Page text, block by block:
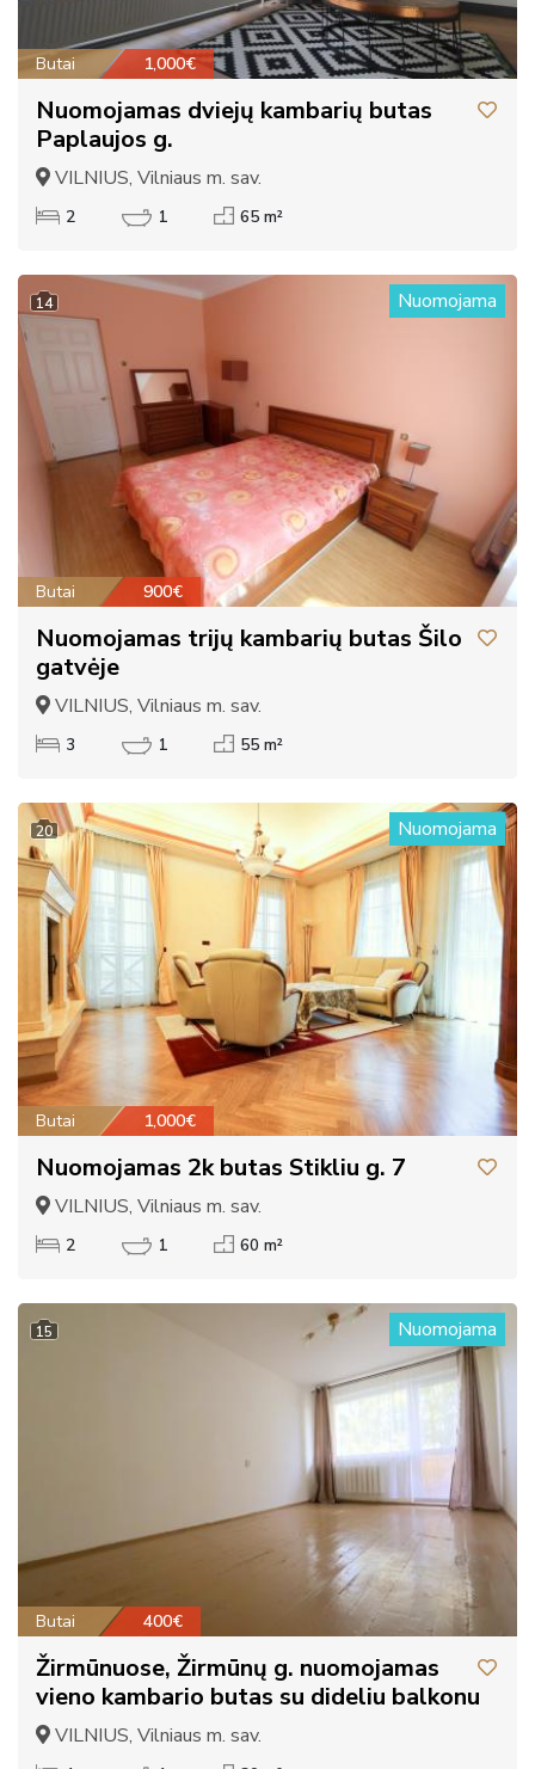
Butai 1,000€
Nuomojamas dviejų kambarių butas
Paplaujos g.
VILNIUS, Vilniaus m. sav.
2 1 65 m²
14 Nuomojama
Butai 900€
Nuomojamas trijų kambarių butas Šilo
gatvėje
VILNIUS, Vilniaus m. sav.
3 1 55 m²
20 Nuomojama
Butai 1,000€
Nuomojamas 2k butas Stikliu g. 7
VILNIUS, Vilniaus m. sav.
2 1 60 m²
15 Nuomojama
Butai 400€
Žirmūnuose, Žirmūnų g. nuomojamas
vieno kambario butas su dideliu balkonu
VILNIUS, Vilniaus m. sav.